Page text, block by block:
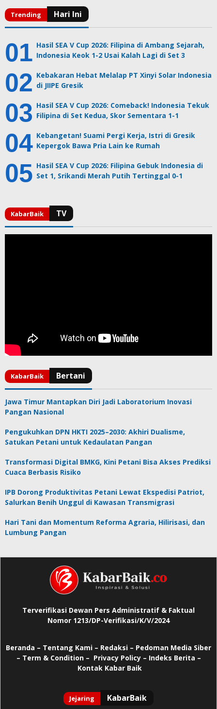
Hasil SEA V Cup 2026: Filipina di Ambang Sejarah,
Indonesia Keok 1-2 Usai Kalah Lagi di Set 3
Kebakaran Hebat Melalap PT Xinyi Solar Indonesia
di JIIPE Gresik
Hasil SEA V Cup 2026: Comeback! Indonesia Tekuk
Filipina di Set Kedua, Skor Sementara 1-1
Kebangetan! Suami Pergi Kerja, Istri di Gresik
Kepergok Bawa Pria Lain ke Rumah
Hasil SEA V Cup 2026: Filipina Gebuk Indonesia di
Set 1, Srikandi Merah Putih Tertinggal 0-1
Jawa Timur Mantapkan Diri Jadi Laboratorium Inovasi
Pangan Nasional
Pengukuhkan DPN HKTI 2025–2030: Akhiri Dualisme,
Satukan Petani untuk Kedaulatan Pangan
Transformasi Digital BMKG, Kini Petani Bisa Akses Prediksi
Cuaca Berbasis Risiko
IPB Dorong Produktivitas Petani Lewat Ekspedisi Patriot,
Salurkan Benih Unggul di Kawasan Transmigrasi
Hari Tani dan Momentum Reforma Agraria, Hilirisasi, dan
Lumbung Pangan
Terverifikasi Dewan Pers Administratif & Faktual
Nomor 1213/DP-Verifikasi/K/V/2024
Beranda – Tentang Kami – Redaksi – Pedoman Media Siber
– Term & Condition – Privacy Policy– Indeks Berita –
Kontak Kabar Baik